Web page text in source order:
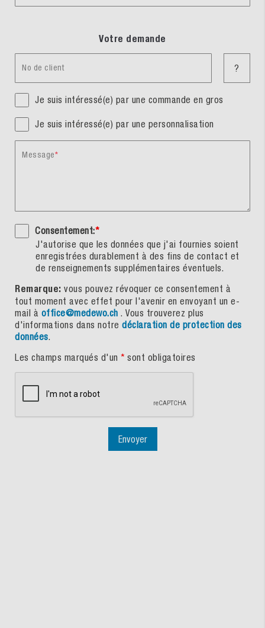
Votre demande
No de client ?
Je suis intéressé(e) par une commande en gros
Je suis intéressé(e) par une personnalisation
Message
Consentement:*
J'autorise que les données que j'ai fournies soient
enregistrées durablement à des fins de contact et
de renseignements supplémentaires éventuels.
Remarque: vous pouvez révoquer ce consentement à
tout moment avec effet pour l'avenir en envoyant un e-
mail à office@medewo.ch . Vous trouverez plus
d'informations dans notre déclaration de protection des
données.
Les champs marqués d'un * sont obligatoires
Envoyer